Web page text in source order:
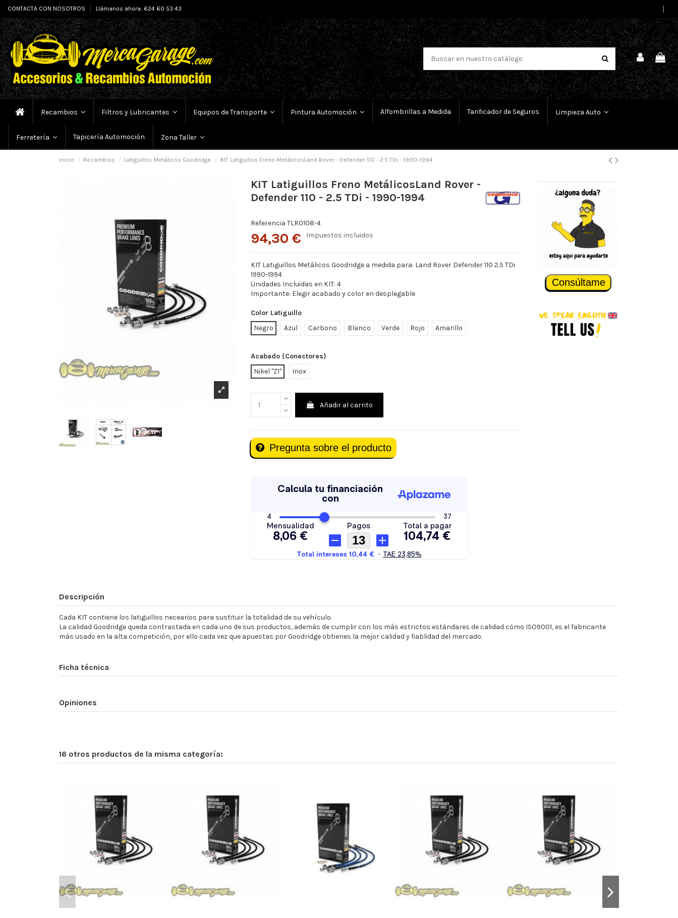
CONTACTA CON NOSOTROS Llámanos ahora: 624 60 53 43
Recambios Filtros y Lubricantes Equipos de Transporte Pintura Automoción Alfombrillas a Medida Tarificador de Seguros Limpieza Auto
Ferretería Tapicería Automoción Zona Taller
Inicio Recambios Latiguillos Metálicos Goodridge KIT Latiguillos Freno MetálicosLand Rover - Defender 110 - 2.5 TDi - 1990-1994
KIT Latiguillos Freno MetálicosLand Rover -
Defender 110 - 2.5 TDi - 1990-1994
Referencia TLR0108-4
94,30 € Impuestos incluidos
KIT Latiguillos Metálicos Goodridge a medida para: Land Rover Defender 110 2.5 TDi
1990-1994
Unidades Incluidas en KIT: 4
Importante: Elegir acabado y color en desplegable
Color Latiguillo
Negro
Azul Carbono Blanco Verde Rojo Amarillo
Acabado (Conectores)
Nikel "Z1"
Inox
Añadir al carrito
Pregunta sobre el producto
Consúltame
Descripción
Cada KIT contiene los latiguillos necearios para sustituir la totalidad de su vehículo.
La calidad Goodridge queda contrastada en cada uno de sus productos, además de cumplir con los más estrictos estándares de calidad cómo ISO9001, es el fabricante
más usado en la alta competición, por ello cada vez que apuestas por Goodridge obtienes la mejor calidad y fiablidad del mercado.
Ficha técnica
Opiniones
16 otros productos de la misma categoría: